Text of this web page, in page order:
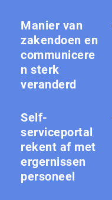
Manier van
zakendoen en
communicere
n sterk
veranderd
Self-
serviceportal
rekent af met
ergernissen
personeel